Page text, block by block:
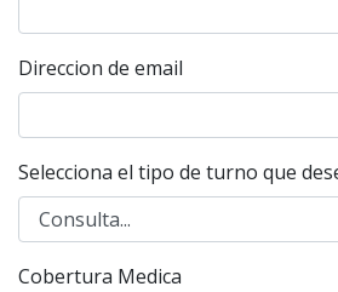
Direccion de email
Selecciona el tipo de turno que
Cobertura Medica